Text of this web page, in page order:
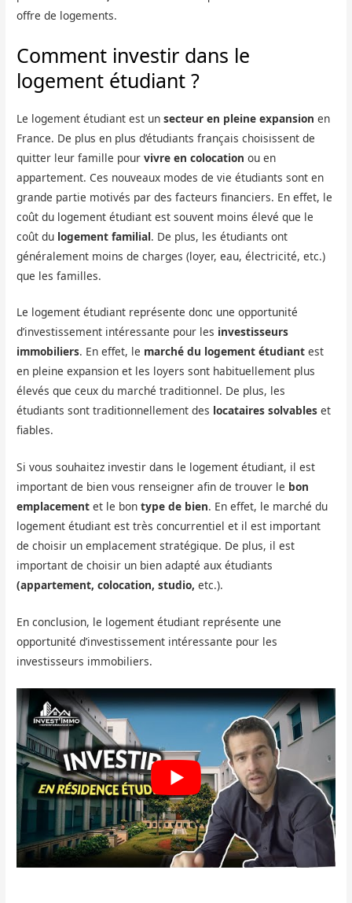
offre de logements.
Comment investir dans le
logement étudiant ?
Le logement étudiant est unsecteur en pleine expansion en
France. De plus en plus d’étudiants français choisissent de
quitter leur famille pour vivre en colocation ou en
appartement. Ces nouveaux modes de vie étudiants sont en
grande partie motivés par des facteurs financiers. En effet, le
coût du logement étudiant est souvent moins élevé que le
coût du logement familial. De plus, les étudiants ont
généralement moins de charges (loyer, eau, électricité, etc.)
que les familles.
Le logement étudiant représente donc une opportunité
d’investissement intéressante pour les investisseurs
immobiliers. En effet, le marché du logement étudiant est
en pleine expansion et les loyers sont habituellement plus
élevés que ceux du marché traditionnel. De plus, les
étudiants sont traditionnellement des locataires solvables et
fiables.
Si vous souhaitez investir dans le logement étudiant, il est
important de bien vous renseigner afin de trouver le bon
emplacement et le bontype de bien. En effet, le marché du
logement étudiant est très concurrentiel et il est important
de choisir un emplacement stratégique. De plus, il est
important de choisir un bien adapté aux étudiants
(appartement, colocation, studio, etc.).
En conclusion, le logement étudiant représente une
opportunité d’investissement intéressante pour les
investisseurs immobiliers.